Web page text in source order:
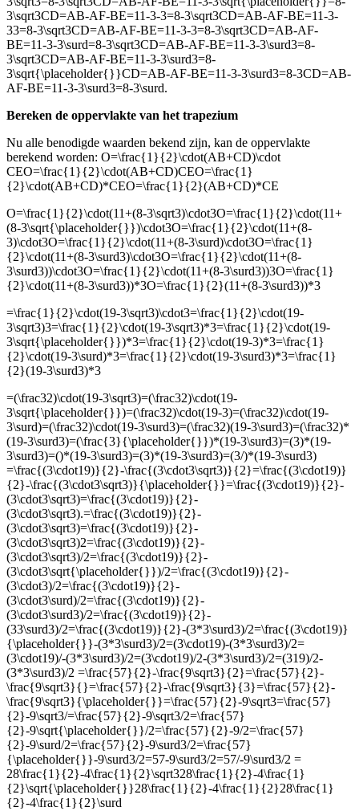
3\sqrt3CD=AB-AF-BE=11-3-3=8-3\sqrt3CD=AB-AF-BE=11-3-
33=8-3\sqrt3CD=AB-AF-BE=11-3-3=8-3\sqrt3CD=AB-AF-
BE=11-3-3\surd=8-3\sqrt3CD=AB-AF-BE=11-3-3\surd3=8-
3\sqrt3CD=AB-AF-BE=11-3-3\surd3=8-
3\sqrt{\placeholder{}}CD=AB-AF-BE=11-3-3\surd3=8-3CD=AB-
AF-BE=11-3-3\surd3=8-3\surd.
Bereken de oppervlakte van het trapezium
Nu alle benodigde waarden bekend zijn, kan de oppervlakte
berekend worden: O=\frac{1}{2}\cdot(AB+CD)\cdot
CEO=\frac{1}{2}\cdot(AB+CD)CEO=\frac{1}
{2}\cdot(AB+CD)*CEO=\frac{1}{2}(AB+CD)*CE
O=\frac{1}{2}\cdot(11+(8-3\sqrt3)\cdot3O=\frac{1}{2}\cdot(11+
(8-3\sqrt{\placeholder{}})\cdot3O=\frac{1}{2}\cdot(11+(8-
3)\cdot3O=\frac{1}{2}\cdot(11+(8-3\surd)\cdot3O=\frac{1}
{2}\cdot(11+(8-3\surd3)\cdot3O=\frac{1}{2}\cdot(11+(8-
3\surd3))\cdot3O=\frac{1}{2}\cdot(11+(8-3\surd3))3O=\frac{1}
{2}\cdot(11+(8-3\surd3))*3O=\frac{1}{2}(11+(8-3\surd3))*3
=\frac{1}{2}\cdot(19-3\sqrt3)\cdot3=\frac{1}{2}\cdot(19-
3\sqrt3)3=\frac{1}{2}\cdot(19-3\sqrt3)*3=\frac{1}{2}\cdot(19-
3\sqrt{\placeholder{}})*3=\frac{1}{2}\cdot(19-3)*3=\frac{1}
{2}\cdot(19-3\surd)*3=\frac{1}{2}\cdot(19-3\surd3)*3=\frac{1}
{2}(19-3\surd3)*3
=(\frac32)\cdot(19-3\sqrt3)=(\frac32)\cdot(19-
3\sqrt{\placeholder{}})=(\frac32)\cdot(19-3)=(\frac32)\cdot(19-
3\surd)=(\frac32)\cdot(19-3\surd3)=(\frac32)(19-3\surd3)=(\frac32)*
(19-3\surd3)=(\frac{3}{\placeholder{}})*(19-3\surd3)=(3)*(19-
3\surd3)=()*(19-3\surd3)=(3)*(19-3\surd3)=(3/)*(19-3\surd3)
=\frac{(3\cdot19)}{2}-\frac{(3\cdot3\sqrt3)}{2}=\frac{(3\cdot19)}
{2}-\frac{(3\cdot3\sqrt3)}{\placeholder{}}=\frac{(3\cdot19)}{2}-
(3\cdot3\sqrt3)=\frac{(3\cdot19)}{2}-
(3\cdot3\sqrt3).=\frac{(3\cdot19)}{2}-
(3\cdot3\sqrt3)=\frac{(3\cdot19)}{2}-
(3\cdot3\sqrt3)2=\frac{(3\cdot19)}{2}-
(3\cdot3\sqrt3)/2=\frac{(3\cdot19)}{2}-
(3\cdot3\sqrt{\placeholder{}})/2=\frac{(3\cdot19)}{2}-
(3\cdot3)/2=\frac{(3\cdot19)}{2}-
(3\cdot3\surd)/2=\frac{(3\cdot19)}{2}-
(3\cdot3\surd3)/2=\frac{(3\cdot19)}{2}-
(33\surd3)/2=\frac{(3\cdot19)}{2}-(3*3\surd3)/2=\frac{(3\cdot19)}
{\placeholder{}}-(3*3\surd3)/2=(3\cdot19)-(3*3\surd3)/2=
(3\cdot19)/-(3*3\surd3)/2=(3\cdot19)/2-(3*3\surd3)/2=(319)/2-
(3*3\surd3)/2 =\frac{57}{2}-\frac{9\sqrt3}{2}=\frac{57}{2}-
\frac{9\sqrt3}{}=\frac{57}{2}-\frac{9\sqrt3}{3}=\frac{57}{2}-
\frac{9\sqrt3}{\placeholder{}}=\frac{57}{2}-9\sqrt3=\frac{57}
{2}-9\sqrt3/=\frac{57}{2}-9\sqrt3/2=\frac{57}
{2}-9\sqrt{\placeholder{}}/2=\frac{57}{2}-9/2=\frac{57}
{2}-9\surd/2=\frac{57}{2}-9\surd3/2=\frac{57}
{\placeholder{}}-9\surd3/2=57-9\surd3/2=57/-9\surd3/2 =
28\frac{1}{2}-4\frac{1}{2}\sqrt328\frac{1}{2}-4\frac{1}
{2}\sqrt{\placeholder{}}28\frac{1}{2}-4\frac{1}{2}28\frac{1}
{2}-4\frac{1}{2}\surd